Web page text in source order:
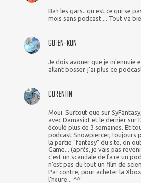
Bah les gars...qu est ce qui se
mois sans podcast ... Tout va
GOTEN-KUN
Je dois avouer que je m'ennuie
allant bosser, j'ai plus de podcast
CORENTIN
Moui. Surtout que sur
avec Damasiot et le dernier sur
écoulé plus de 3 semaines. Et
podcast Snowpiercer, toujours
la partie "fantasy" du site, on
Game... (après, je vais pas
c'est un scandale de faire un
n'est pas du tout un film de
Par contre, pour acheter la
l'heure... ^^'